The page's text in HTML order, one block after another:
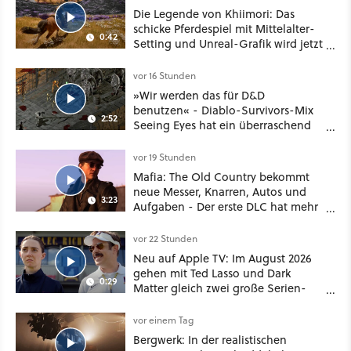
0:42
Die Legende von Khiimori: Das
schicke Pferdespiel mit Mittelalter-
Setting und Unreal-Grafik wird jetzt
2:52
vor 16 Stunden
»Wir werden das für D&D
benutzen« - Diablo-Survivors-Mix
Seeing Eyes hat ein überraschend
3:23
vor 19 Stunden
Mafia: The Old Country bekommt
neue Messer, Knarren, Autos und
Aufgaben - Der erste DLC hat mehr
0:29
vor 22 Stunden
Neu auf Apple TV: Im August 2026
gehen mit Ted Lasso und Dark
Matter gleich zwei große Serien-
vor einem Tag
Bergwerk: In der realistischen